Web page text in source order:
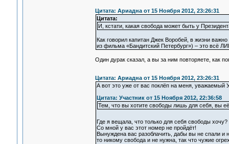
Цитата: Ариадна от 15 Ноября 2012, 23:26:31
Цитата:
И, кстати, какая свобода может быть у
Как говорил капитан Джек Воробей, в жизни
из фильма «Бандитский Петербург») – это всё
Один дурак сказал, а вы за ним повторяете, как
Цитата: Ариадна от 15 Ноября 2012, 23:26:31
А вот это уже от вас поклёп на меня, уважаемый
Цитата: Участник от 15 Ноября 2012, 22:36:58
Тем, что вы хотите свободы лишь для себя, вы её
Где я вещала, что только для себя свободы хочу?
Со мной у вас этот номер не пройдёт!
Вынуждена вас разоблачить, дабы вы не спали
то никому свобода и не нужна, так что чужие